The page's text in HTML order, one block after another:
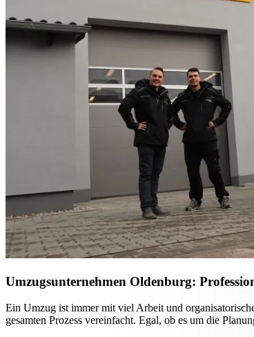
Umzugsunternehmen Oldenburg:
Ein Umzug ist immer mit viel Arbeit und
gesamten Prozess vereinfacht. Egal, ob es um die